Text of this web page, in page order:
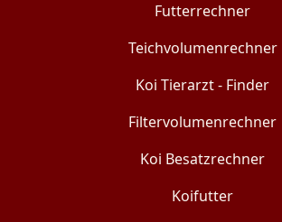
Futterrechner
Teichvolumenrechner
Koi Tierarzt - Finder
Filtervolumenrechner
Koi Besatzrechner
Koifutter